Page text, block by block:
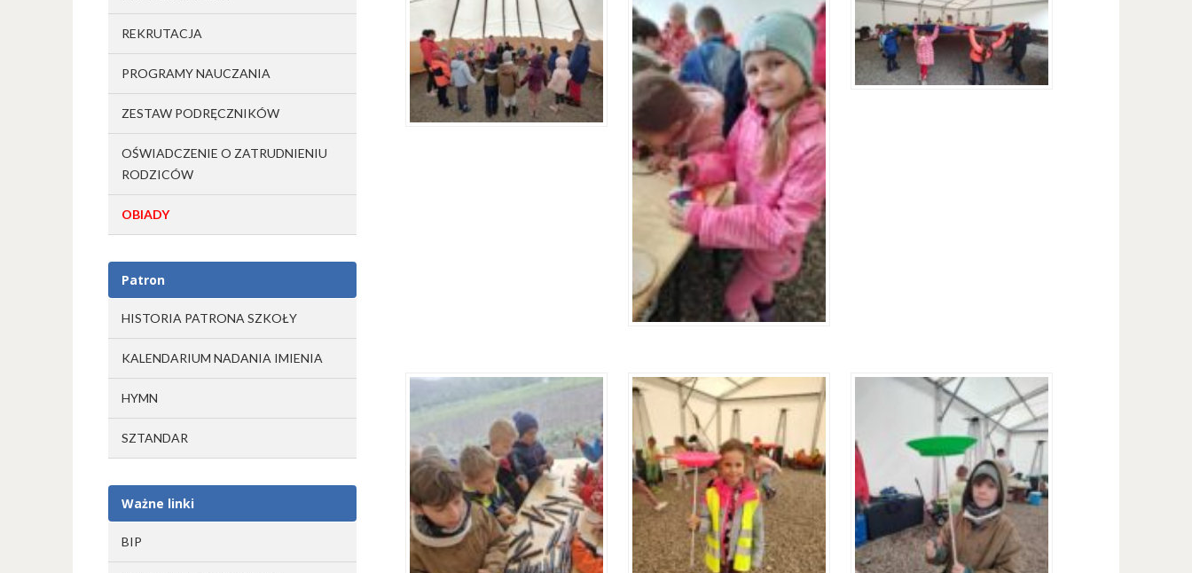
REKRUTACJA
PROGRAMY NAUCZANIA
ZESTAW PODRĘCZNIKÓW
OŚWIADCZENIE O ZATRUDNIENIU
RODZICÓW
OBIADY
Patron
HISTORIA PATRONA SZKOŁY
KALENDARIUM NADANIA IMIENIA
HYMN
SZTANDAR
Ważne linki
BIP